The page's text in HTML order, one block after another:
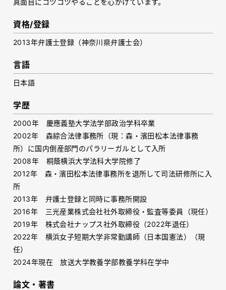
真面目にコツコツやることを心がけています。
資格/登録
2013年弁護士登録（神奈川県弁護士会）
言語
日本語
学歴
2000年 慶應義塾大学法学部政治学科卒業
2002年 森綜合法律事務所（現：森・濱田松本法律事務
所）に国内倒産部門のパラリーガルとして入所
2008年 桐蔭横浜大学法科大学院修了
2012年 森・濱田松本法律事務所を退所して司法研修所に入
所
2013年 弁護士登録と同時に事務所開設
2016年 三光産業株式会社社外取締役・監査等委員（現任）
2019年 株式会社ナップス社外取締役（2022年退任）
2022年 横浜女子短期大学非常勤講師（日本国憲法）（現
任）
2024年現在 放送大学教養学部教養学科在学中
論文・著書